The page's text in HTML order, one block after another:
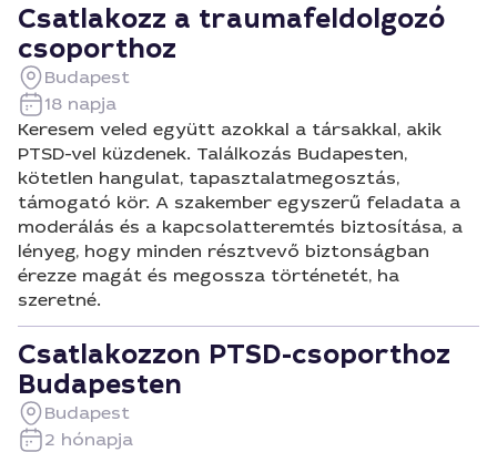
Csatlakozz a traumafeldolgozó
csoporthoz
Budapest
18 napja
Keresem veled együtt azokkal a társakkal, akik
PTSD-vel küzdenek. Találkozás Budapesten,
kötetlen hangulat, tapasztalatmegosztás,
támogató kör. A szakember egyszerű feladata a
moderálás és a kapcsolatteremtés biztosítása, a
lényeg, hogy minden résztvevő biztonságban
érezze magát és megossza történetét, ha
szeretné.
Csatlakozzon PTSD-csoporthoz
Budapesten
Budapest
2 hónapja